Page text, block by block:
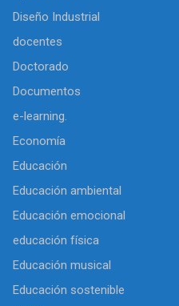
Diseño Industrial
docentes
Doctorado
Documentos
e-learning.
Economía
Educación
Educación ambiental
Educación emocional
educación física
Educación musical
Educación sostenible